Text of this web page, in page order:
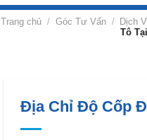
Trang chủ / Góc Tư Vấn / Dịch
Tô
Địa Chỉ Độ Cốp